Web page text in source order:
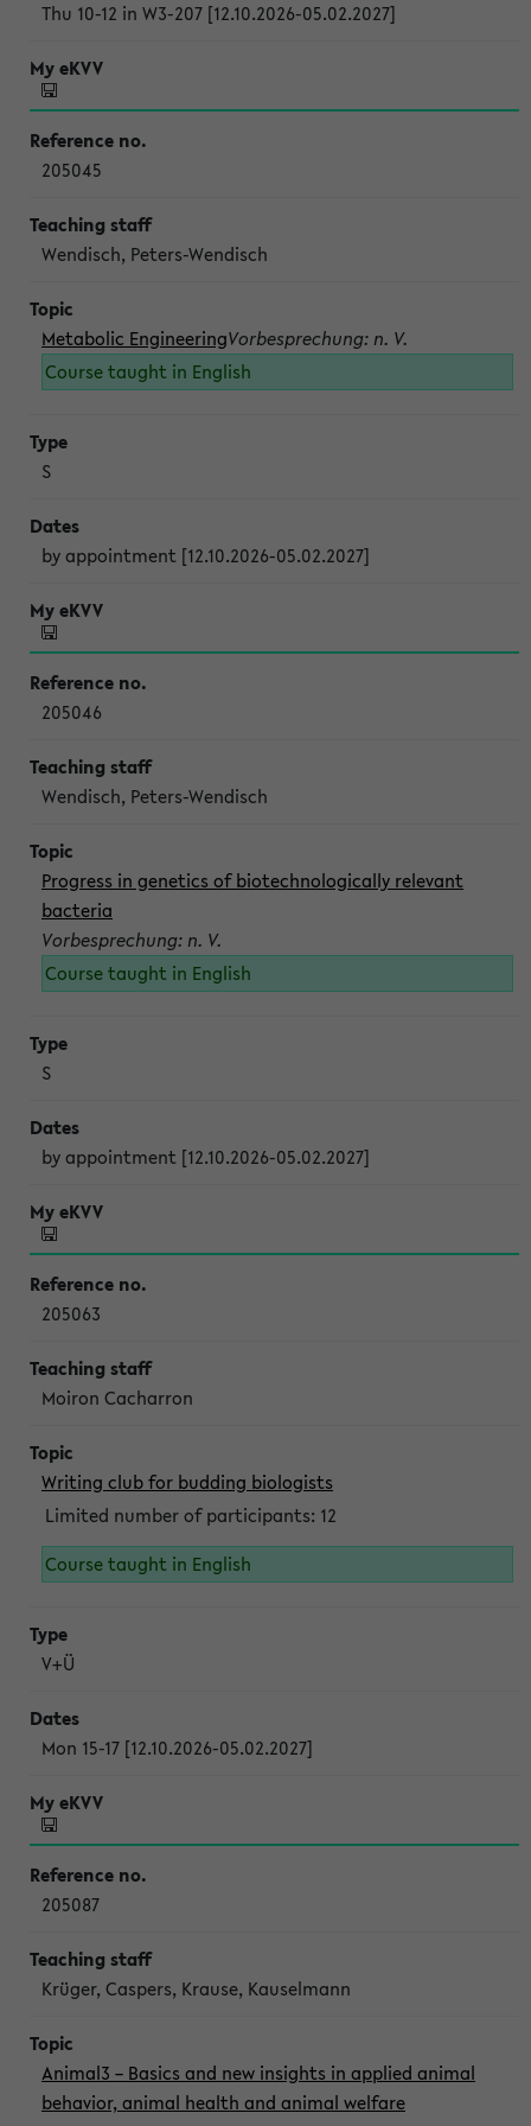
Thu 10-12 in W3-207 [12.10.2026-05.02.2027]
205045
Wendisch, Peters-Wendisch
Metabolic EngineeringVorbesprechung: n. V.
Course taught in English
S
by appointment [12.10.2026-05.02.2027]
205046
Wendisch, Peters-Wendisch
Progress in genetics of biotechnologically relevant
bacteria
Vorbesprechung: n. V.
Course taught in English
S
by appointment [12.10.2026-05.02.2027]
205063
Moiron Cacharron
Writing club for budding biologists
Limited number of participants: 12
Course taught in English
V+Ü
Mon 15-17 [12.10.2026-05.02.2027]
205087
Krüger, Caspers, Krause, Kauselmann
Animal3 – Basics and new insights in applied animal
behavior, animal health and animal welfare